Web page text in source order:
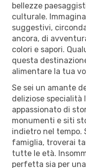
bellezze
culturale.
suggestivi,
ancora, di
colori e sapori.
questa
alimentare la tua
Se sei un amante
deliziose specialità
appassionato di
monumenti e siti
indietro nel tempo.
famiglia, troverai
tutte le età.
perfetta sia per una